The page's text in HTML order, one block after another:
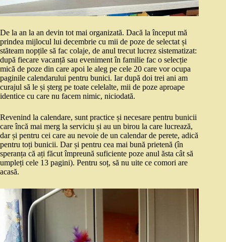
De la an la an devin tot mai organizată. Dacă la început mă
prindea mijlocul lui decembrie cu mii de poze de selectat și
stăteam nopțile să fac colaje, de anul trecut lucrez sistematizat:
după fiecare vacanță sau eveniment în familie fac o selecție
mică de poze din care apoi le aleg pe cele 20 care vor ocupa
paginile calendarului pentru bunici. Iar după doi trei ani am
curajul să le și șterg pe toate celelalte, mii de poze aproape
identice cu care nu facem nimic, niciodată.
Revenind la calendare, sunt practice și necesare pentru bunicii
care încă mai merg la serviciu și au un birou la care lucrează,
dar și pentru cei care au nevoie de un calendar de perete, adică
pentru toți bunicii. Dar și pentru cea mai bună prietenă (în
speranța că ați făcut împreună suficiente poze anul ăsta cât să
umpleți cele 13 pagini). Pentru soț, să nu uite ce comori are
acasă.